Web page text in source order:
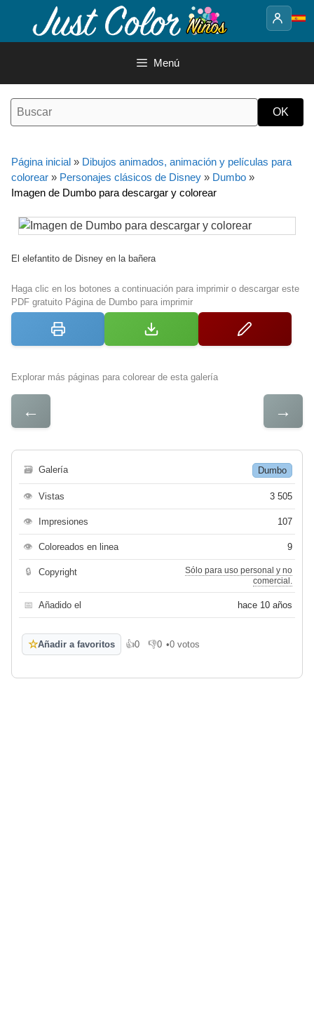
contenido
Menú
Página inicial » Dibujos animados, animación y películas para
colorear » Personajes clásicos de Disney » Dumbo »
Imagen de Dumbo para descargar y colorear
El elefantito de Disney en la bañera
Haga clic en los botones a continuación para imprimir o descargar este
PDF gratuito Página de Dumbo para imprimir
Explorar más páginas para colorear de esta galería
← →
🗃 Galería Dumbo
👁 Vistas 3 505
👁 Impresiones 107
👁 Coloreados en linea 9
🔒 Copyright
Sólo para uso personal y no
comercial.
📅 Añadido el hace 10 años
☆Añadir a favoritos 👍0
Me gusta
👎0
No me gusta
•0 votos